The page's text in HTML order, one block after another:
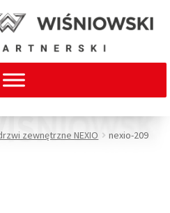
zewnętrzne NEXIO nexio-209